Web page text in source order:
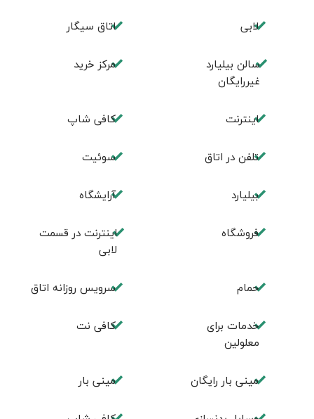
لابی اتاق سیگار
سالن بیلیارد
غیررایگان
مرکز خرید
اینترنت کافی شاپ
تلفن در اتاق سوئیت
بیلیارد آرایشگاه
فروشگاه
اینترنت در قسمت
لابی
حمام سرویس روزانه اتاق
خدمات برای
معلولین
کافی نت
مینی بار رایگان مینی بار